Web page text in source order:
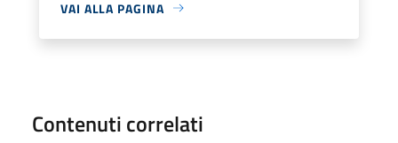
VAI ALLA PAGINA
Contenuti correlati